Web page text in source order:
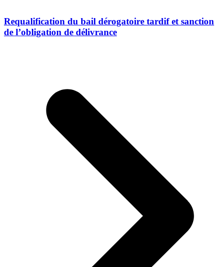
Requalification du bail dérogatoire tardif et sanction
de l’obligation de délivrance